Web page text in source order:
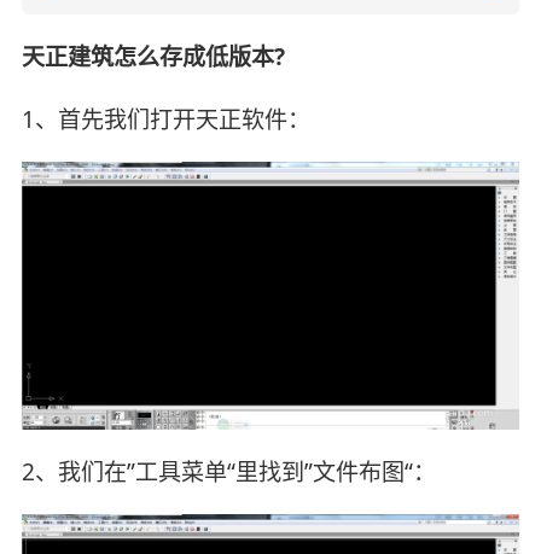
天正建筑怎么存成低版本?
1、首先我们打开天正软件：
2、我们在”工具菜单“里找到”文件布图“：